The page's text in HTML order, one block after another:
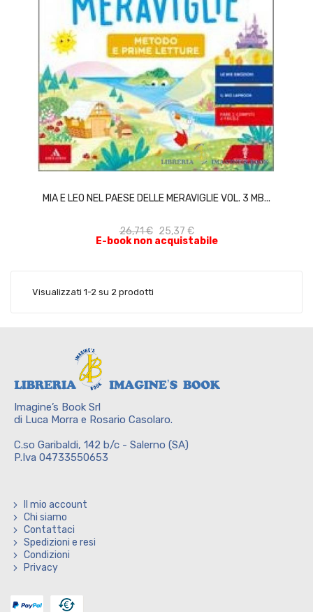
MIA E LEO NEL PAESE DELLE MERAVIGLIE VOL. 3 MB...
26,71 € 25,37 €
E-book non acquistabile
ACQUISTA
Visualizzati 1-2 su 2 prodotti
Imagine’s Book Srl
di Luca Morra e Rosario Casolaro.
C.so Garibaldi, 142 b/c - Salerno (SA)
P.Iva 04733550653
Il mio account
Chi siamo
Contattaci
Spedizioni e resi
Condizioni
Privacy